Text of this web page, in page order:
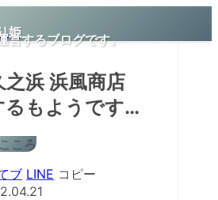
営するブログです。
姫
浜 浜風商店
るもようです…
ころ
ブ LINE コピー